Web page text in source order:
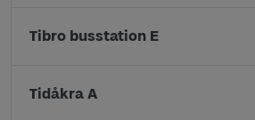
Tibro busstation E
Tidåkra A